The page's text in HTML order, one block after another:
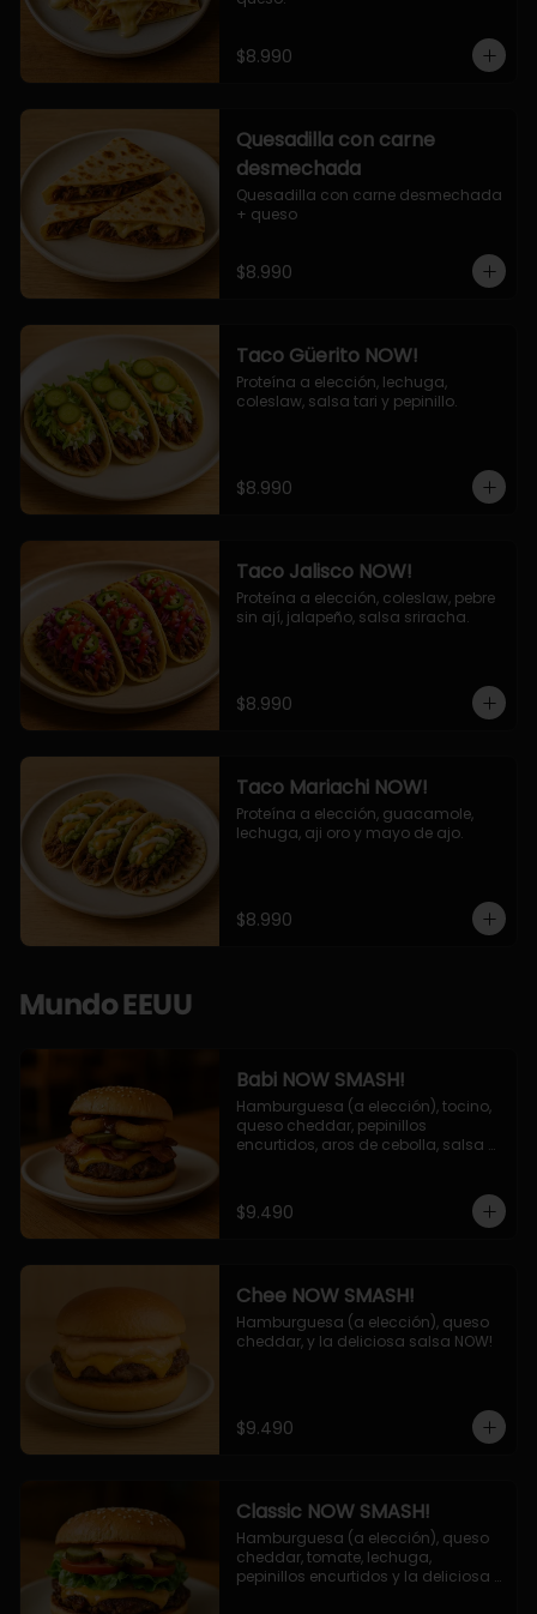
$8.990
Quesadilla con carne
desmechada
Quesadilla con carne desmechada
+ queso
$8.990
Taco Güerito NOW!
Proteína a elección, lechuga,
coleslaw, salsa tari y pepinillo.
$8.990
Taco Jalisco NOW!
Proteína a elección, coleslaw, pebre
sin ají, jalapeño, salsa sriracha.
$8.990
Taco Mariachi NOW!
Proteína a elección, guacamole,
lechuga, aji oro y mayo de ajo.
$8.990
Mundo EEUU
Babi NOW SMASH!
Hamburguesa (a elección), tocino,
queso cheddar, pepinillos
encurtidos, aros de cebolla, salsa
$9.490
Chee NOW SMASH!
Hamburguesa (a elección), queso
cheddar, y la deliciosa salsa NOW!
$9.490
Classic NOW SMASH!
Hamburguesa (a elección), queso
cheddar, tomate, lechuga,
pepinillos encurtidos y la deliciosa